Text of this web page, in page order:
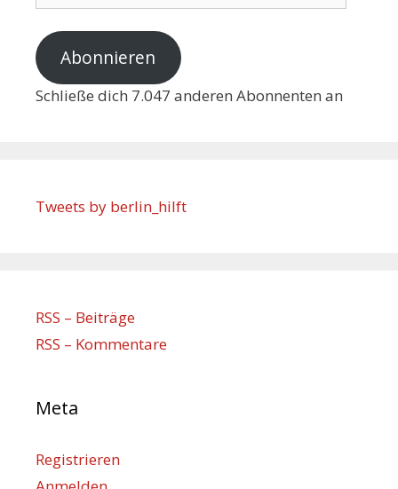
Abonnieren
Schließe dich 7.047 anderen Abonnenten an
Tweets by berlin_hilft
RSS – Beiträge
RSS – Kommentare
Meta
Registrieren